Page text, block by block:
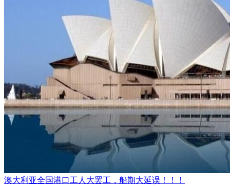
澳大利亚全国港口工人大罢工，船期大延误！！！